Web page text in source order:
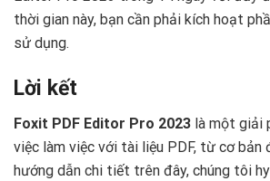
thời gian này, bạn cần phải kích hoạt
sử dụng.
Lời kết
Foxit PDF Editor Pro 2023 là một giải
việc làm việc với tài liệu PDF, từ cơ bản
hướng dẫn chi tiết trên đây, chúng tôi